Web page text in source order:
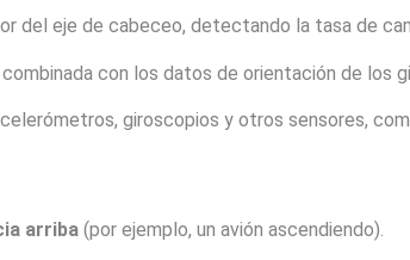
del eje de cabeceo, detectando la tasa de
combinada con los datos de orientación de los
giroscopios y otros sensores,
arriba (por ejemplo, un avión ascendiendo).